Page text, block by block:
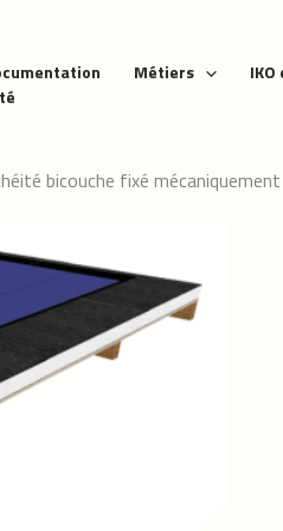
Métiers
IKO
bicouche fixé